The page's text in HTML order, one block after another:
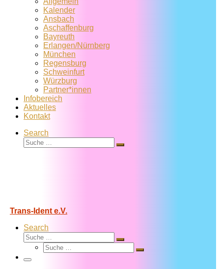
Kalender
Ansbach
Aschaffenburg
Bayreuth
Erlangen/Nürnberg
München
Regensburg
Schweinfurt
Würzburg
Partner*innen
Infobereich
Aktuelles
Kontakt
Search
Suche
Suche
Trans-Ident e.V.
Search
Suche
Suche
Suche
Suche
Menü